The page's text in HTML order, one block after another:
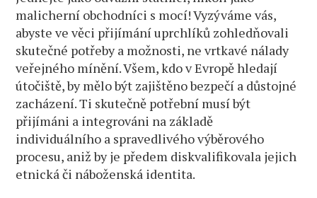
malicherní obchodníci s mocí! Vyzýváme vás,
abyste ve věci přijímání uprchlíků zohledňovali
skutečné potřeby a možnosti, ne vrtkavé nálady
veřejného mínění. Všem, kdo v Evropě hledají
útočiště, by mělo být zajištěno bezpečí a důstojné
zacházení. Ti skutečně potřební musí být
přijímáni a integrováni na základě
individuálního a spravedlivého výběrového
procesu, aniž by je předem diskvalifikovala jejich
etnická či náboženská identita.